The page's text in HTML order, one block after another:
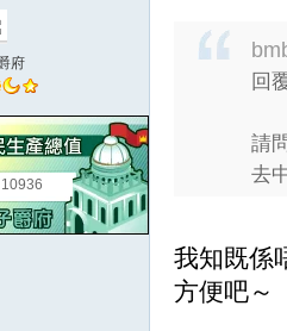
府
10936
回
請
去
我知既係
方便吧～